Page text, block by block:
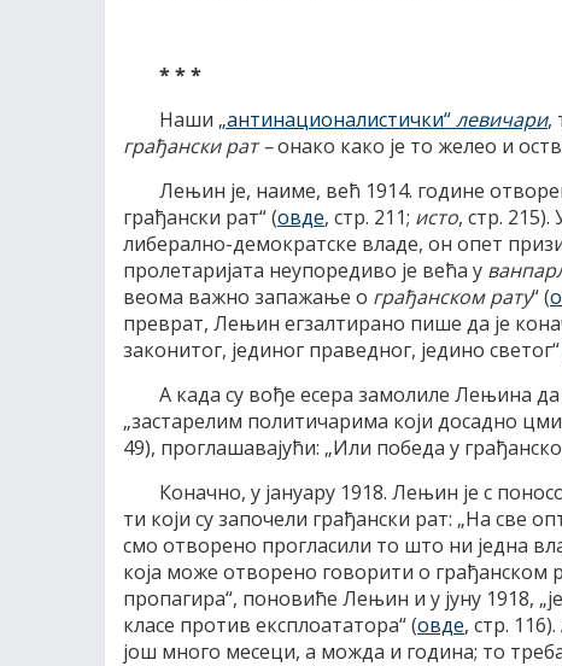
* * *
Наши „антинационалистички“левичари,
грађански рат –онако како је то желео и
Лењин је, наиме, већ 1914. године
грађански рат“ (овде, стр. 211; исто, стр.
либерално-демократске владе, он опет
пролетаријата неупоредиво је већа у
веома важно запажање о грађанском рату“ (
преврат, Лењин егзалтирано пише да је
законитог, јединог праведног, једино светог“
А када су вође есера замолиле Лењина
„застарелим политичарима који досадно
49), проглашавајући: „Или победа у
Коначно, у јануару 1918. Лењин је с
ти који су започели грађански рат: „На све
смо отворено прогласили то што ни једна
која може отворено говорити о грађанском
пропагира“, поновиће Лењин и у јуну 1918,
класе против експлоататора“ (овде, стр.
још много месеци, а можда и година; то